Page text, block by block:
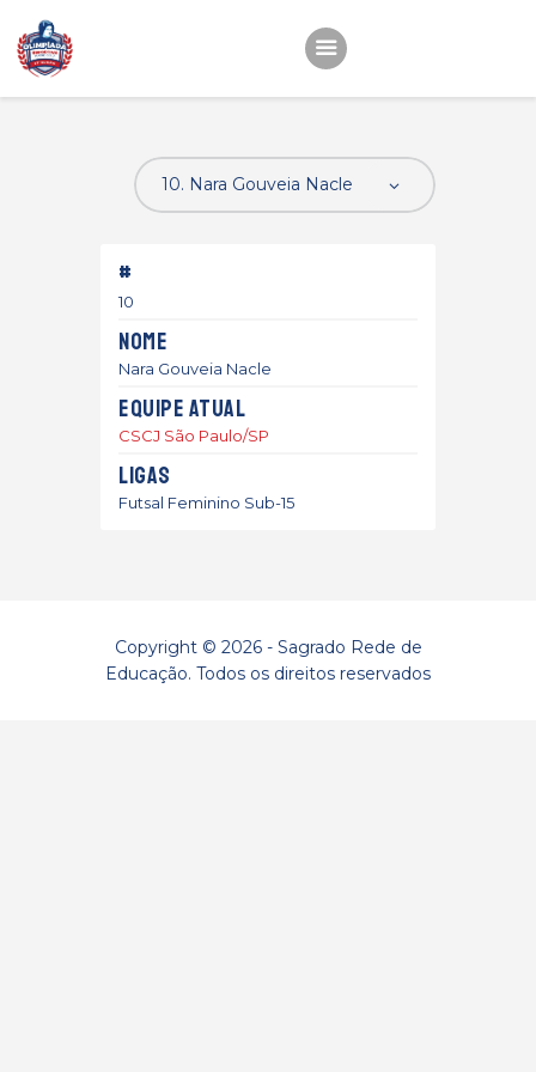
22ª OEMC
Atletas
Sagrado Rede de
Educação
#
10
Nome
Nara Gouveia Nacle
Equipe atual
CSCJ São Paulo/SP
Ligas
Futsal Feminino Sub-15
Copyright © 2026 - Sagrado Rede de
Educação. Todos os direitos reservados